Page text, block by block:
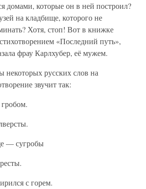
домами, которые он в ней построил?
на кладбище, которого не
Хотя, стоп! Вот в книжке
«Последний путь»,
фрау Карлхубер, её мужем.
некоторых русских слов на
звучит так:
— сугробы
с горем.